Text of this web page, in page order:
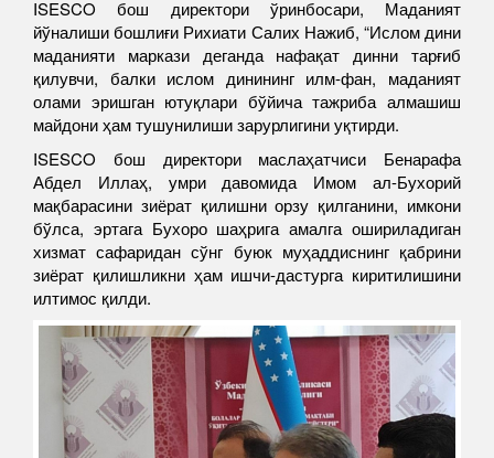
ISESCO бош директори ўринбосари, Маданият
йўналиши бошлиғи Рихиати Салих Нажиб, “Ислом дини
маданияти маркази деганда нафақат динни тарғиб
қилувчи, балки ислом динининг илм-фан, маданият
олами эришган ютуқлари бўйича тажриба алмашиш
майдони ҳам тушунилиши зарурлигини уқтирди.
ISESCO бош директори маслаҳатчиси Бенарафа
Абдел Иллаҳ, умри давомида Имом ал-Бухорий
мақбарасини зиёрат қилишни орзу қилганини, имкони
бўлса, эртага Бухоро шаҳрига амалга ошириладиган
хизмат сафаридан сўнг буюк муҳаддиснинг қабрини
зиёрат қилишликни ҳам ишчи-дастурга киритилишини
илтимос қилди.